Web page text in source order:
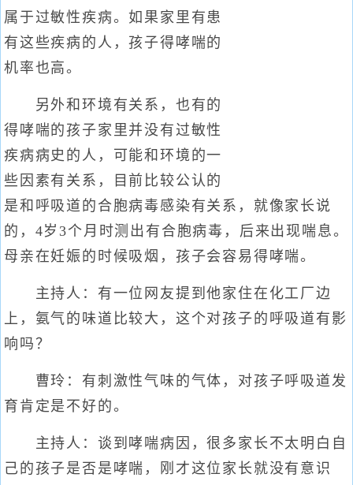
属于过敏性疾病。如果家里有患
有这些疾病的人，孩子得哮喘的
机率也高。
另外和环境有关系，也有的
得哮喘的孩子家里并没有过敏性
疾病病史的人，可能和环境的一
些因素有关系，目前比较公认的
是和呼吸道的合胞病毒感染有关系，就像家长说
的，4岁3个月时测出有合胞病毒，后来出现喘息。
母亲在妊娠的时候吸烟，孩子会容易得哮喘。
主持人：有一位网友提到他家住在化工厂边
上，氨气的味道比较大，这个对孩子的呼吸道有影
响吗？
曹玲：有刺激性气味的气体，对孩子呼吸道发
育肯定是不好的。
主持人：谈到哮喘病因，很多家长不太明白自
己的孩子是否是哮喘，刚才这位家长就没有意识